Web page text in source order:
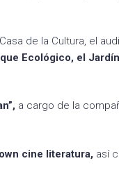
de la Cultura, el
Ecológico, el
a cargo de la
cine literatura, así